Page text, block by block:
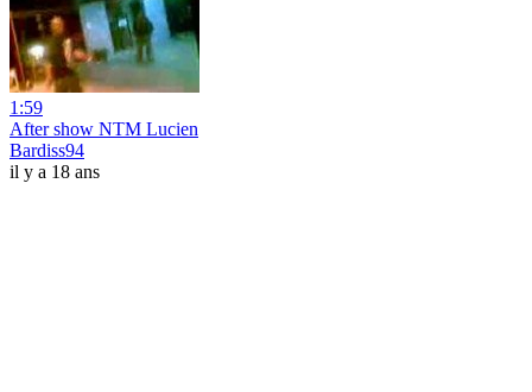
1:59
After show NTM Lucien
Bardiss94
il y a 18 ans